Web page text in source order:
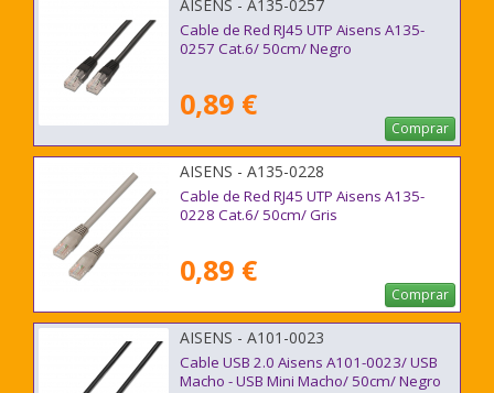
AISENS - A135-0257
Cable de Red RJ45 UTP Aisens A135-
0257 Cat.6/ 50cm/ Negro
0,89 €
Comprar
AISENS - A135-0228
Cable de Red RJ45 UTP Aisens A135-
0228 Cat.6/ 50cm/ Gris
0,89 €
Comprar
AISENS - A101-0023
Cable USB 2.0 Aisens A101-0023/ USB
Macho - USB Mini Macho/ 50cm/ Negro